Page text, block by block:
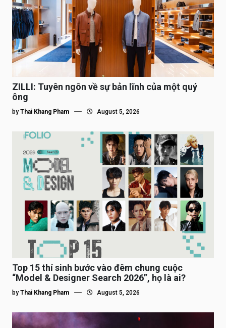
ZILLI: Tuyên ngôn về sự bản lĩnh của một quý
ông
by Thai Khang Pham August 5, 2026
Top 15 thí sinh bước vào đêm chung cuộc
“Model & Designer Search 2026”, họ là ai?
by Thai Khang Pham August 5, 2026